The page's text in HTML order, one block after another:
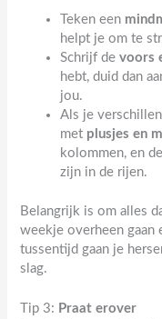
Teken een
helpt je om te
Schrijf devoors
hebt, duid dan
jou.
Als je
met plusjes en
kolommen, en
zijn in de rijen.
Belangrijk is om alles
weekje overheen gaan
tussentijd gaan je
slag.
Tip 3: Praat erover